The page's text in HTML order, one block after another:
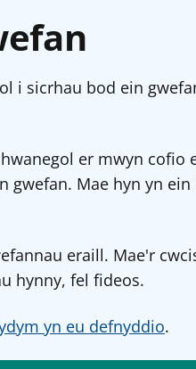
i sicrhau bod ein
er mwyn cofio
gwefan. Mae hyn yn
eraill. Mae'r
hynny, fel fideos.
yn eu defnyddio.